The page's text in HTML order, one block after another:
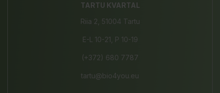
TARTU KVARTAL
Riia 2, 51004 Tartu
E-L 10-21, P 10-19
(+372) 680 7787
tartu@bio4you.eu